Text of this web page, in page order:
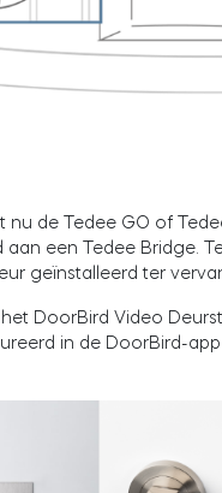
nu de Tedee GO of
een Tedee Bridge.
geïnstalleerd ter
DoorBird Video
in de DoorBird-